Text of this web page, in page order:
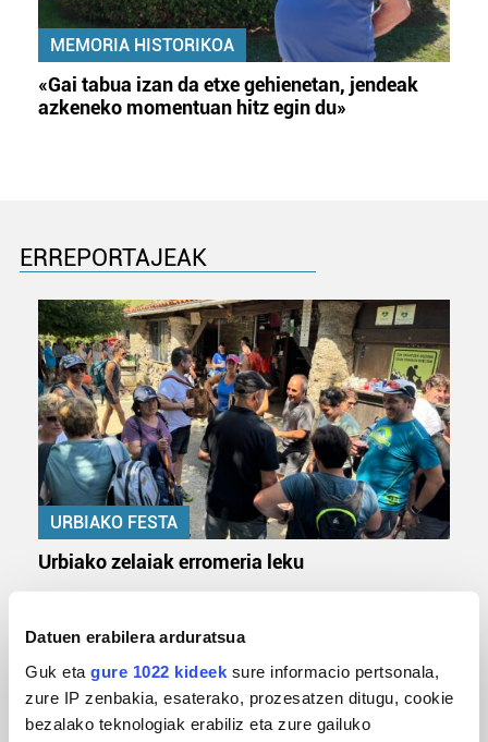
Datuen erabilera arduratsua
Guk eta gure 1022 kideek sure informacio pertsonala,
zure IP zenbakia, esaterako, prozesatzen ditugu, cookie
bezalako teknologiak erabiliz eta zure gailuko
MEMORIA HISTORIKOA
«Gai tabua izan da etxe gehienetan, jendeak
azkeneko momentuan hitz egin du»
ERREPORTAJEAK
URBIAKO FESTA
Urbiako zelaiak erromeria leku